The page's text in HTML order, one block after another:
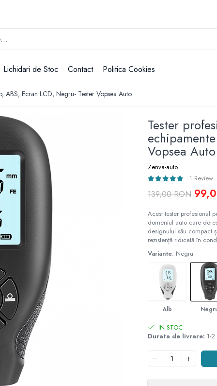
Lichidari de Stoc Contact Politica Cookies
ABS, Ecran LCD, Negru- Tester Vopsea Auto
Tester
Vopsea Auto
Zenva-auto
1 Review
139,00 RON
Acest tester profesional
domeniul auto care
designului său compact
rezistență ridicată în
Variante: Negru
Alb
IN STOC
Durata de livrare: 1-